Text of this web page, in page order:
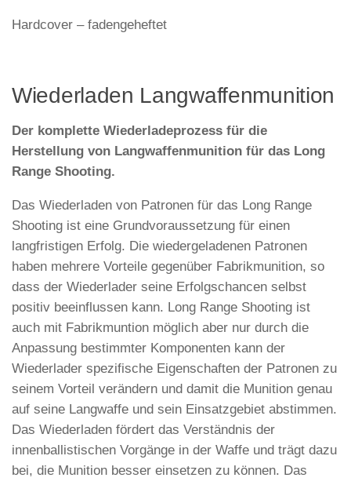
Hardcover – fadengeheftet
Wiederladen Langwaffenmunition
Der komplette Wiederladeprozess für die
Herstellung von Langwaffenmunition für das Long
Range Shooting.
Das Wiederladen von Patronen für das Long Range
Shooting ist eine Grundvoraussetzung für einen
langfristigen Erfolg. Die wiedergeladenen Patronen
haben mehrere Vorteile gegenüber Fabrikmunition, so
dass der Wiederlader seine Erfolgschancen selbst
positiv beeinflussen kann. Long Range Shooting ist
auch mit Fabrikmuntion möglich aber nur durch die
Anpassung bestimmter Komponenten kann der
Wiederlader spezifische Eigenschaften der Patronen zu
seinem Vorteil verändern und damit die Munition genau
auf seine Langwaffe und sein Einsatzgebiet abstimmen.
Das Wiederladen fördert das Verständnis der
innenballistischen Vorgänge in der Waffe und trägt dazu
bei, die Munition besser einsetzen zu können. Das